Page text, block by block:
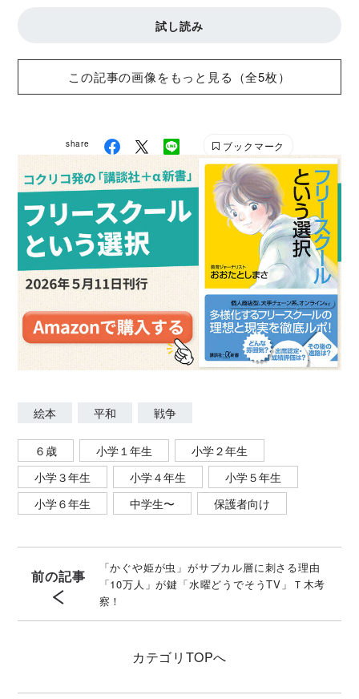
試し読み
この記事の画像をもっと見る（全5枚）
share ブックマーク
絵本 平和 戦争
６歳 小学１年生
小学２年生
小学３年生
小学４年生
小学５年生
小学６年生
中学生〜 保護者向け
前の記事
「かぐや姫が虫」がサブカル層に刺さる理由
「10万人」が鍵「水曜どうでそうTV」Ｔ木考
察！
カテゴリ TOPへ